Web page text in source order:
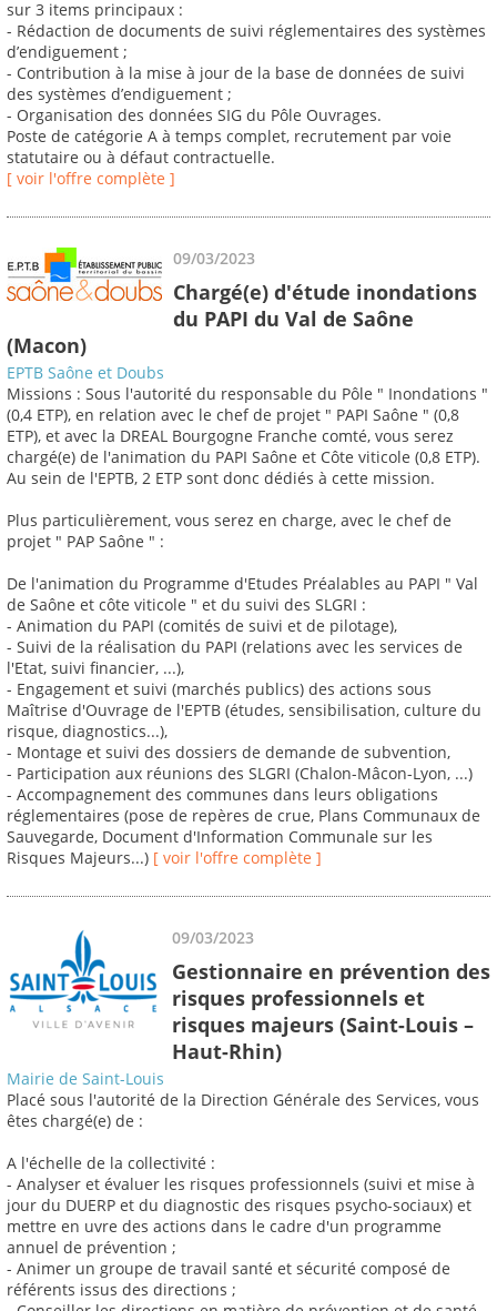
sur 3 items principaux :
- Rédaction de documents de suivi réglementaires des systèmes
d’endiguement ;
- Contribution à la mise à jour de la base de données de suivi
des systèmes d’endiguement ;
- Organisation des données SIG du Pôle Ouvrages.
Poste de catégorie A à temps complet, recrutement par voie
statutaire ou à défaut contractuelle.
[ voir l'offre complète ]
09/03/2023
Chargé(e) d'étude inondations
du PAPI du Val de Saône
(Macon)
EPTB Saône et Doubs
Missions : Sous l'autorité du responsable du Pôle " Inondations "
(0,4 ETP), en relation avec le chef de projet " PAPI Saône " (0,8
ETP), et avec la DREAL Bourgogne Franche comté, vous serez
chargé(e) de l'animation du PAPI Saône et Côte viticole (0,8 ETP).
Au sein de l'EPTB, 2 ETP sont donc dédiés à cette mission.
Plus particulièrement, vous serez en charge, avec le chef de
projet " PAP Saône " :
De l'animation du Programme d'Etudes Préalables au PAPI " Val
de Saône et côte viticole " et du suivi des SLGRI :
- Animation du PAPI (comités de suivi et de pilotage),
- Suivi de la réalisation du PAPI (relations avec les services de
l'Etat, suivi financier, ...),
- Engagement et suivi (marchés publics) des actions sous
Maîtrise d'Ouvrage de l'EPTB (études, sensibilisation, culture du
risque, diagnostics...),
- Montage et suivi des dossiers de demande de subvention,
- Participation aux réunions des SLGRI (Chalon-Mâcon-Lyon, ...)
- Accompagnement des communes dans leurs obligations
réglementaires (pose de repères de crue, Plans Communaux de
Sauvegarde, Document d'Information Communale sur les
Risques Majeurs...) [ voir l'offre complète ]
09/03/2023
Gestionnaire en prévention des
risques professionnels et
risques majeurs (Saint-Louis –
Haut-Rhin)
Mairie de Saint-Louis
Placé sous l'autorité de la Direction Générale des Services, vous
êtes chargé(e) de :
A l'échelle de la collectivité :
- Analyser et évaluer les risques professionnels (suivi et mise à
jour du DUERP et du diagnostic des risques psycho-sociaux) et
mettre en uvre des actions dans le cadre d'un programme
annuel de prévention ;
- Animer un groupe de travail santé et sécurité composé de
référents issus des directions ;